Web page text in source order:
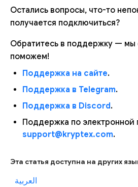
Остались вопросы, что-то
получается подключиться?
Обратитесь в поддержку — мы
поможем!
Поддержка на сайте.
Поддержка в Telegram.
Поддержка в Discord.
Поддержка по электронной
support@kryptex.com.
Эта статья доступна на других
العربية